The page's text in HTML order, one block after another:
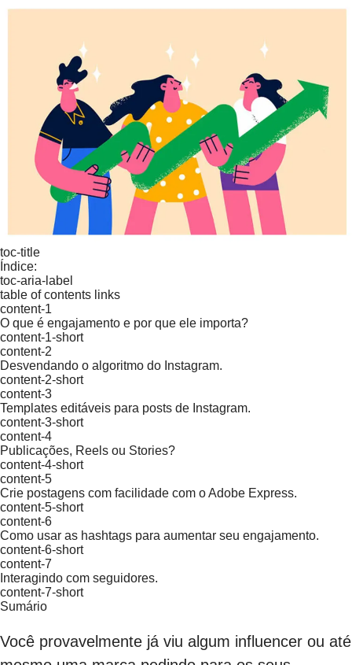
toc-title
Índice:
toc-aria-label
table of contents links
content-1
O que é engajamento e por que ele importa?
content-1-short
content-2
Desvendando o algoritmo do Instagram.
content-2-short
content-3
Templates editáveis para posts de Instagram.
content-3-short
content-4
Publicações, Reels ou Stories?
content-4-short
content-5
Crie postagens com facilidade com o Adobe Express.
content-5-short
content-6
Como usar as hashtags para aumentar seu engajamento.
content-6-short
content-7
Interagindo com seguidores.
content-7-short
Sumário
Você provavelmente já viu algum influencer ou até